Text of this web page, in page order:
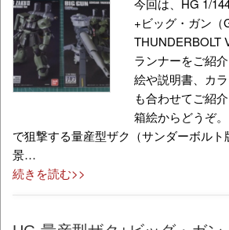
今回は、HG 1/
+ビッグ・ガン（
THUNDERBOLT
ランナーをご紹
絵や説明書、カ
も合わせてご紹
箱絵からどうぞ
で狙撃する量産型ザク（サンダーボル
景…
続きを読む>>